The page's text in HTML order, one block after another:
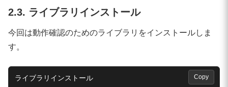
2.3. ライブラリインストール
今回は動作確認のためのライブラリをインストールしま
す。
Copy